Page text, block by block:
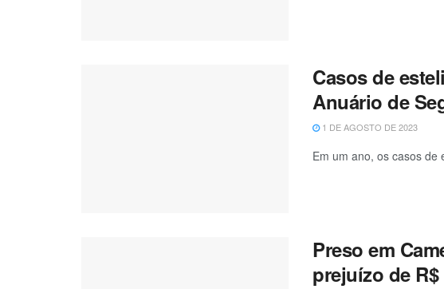
Casos de
Anuário de
1 DE AGOSTO DE 2023
Em um ano, os casos de
Preso em
prejuízo de